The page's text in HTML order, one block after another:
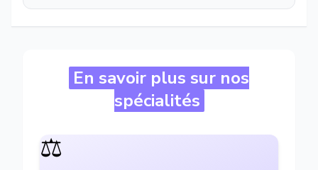
En savoir plus sur nos
spécialités
⚖️